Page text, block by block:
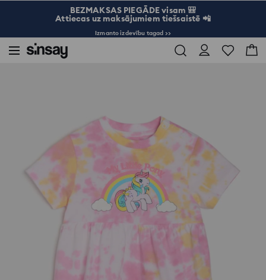
BEZMAKSAS PIEGĀDE visam 🎒
Attiecas uz maksājumiem tiešsaistē 📲
Izmanto izdevību tagad >>